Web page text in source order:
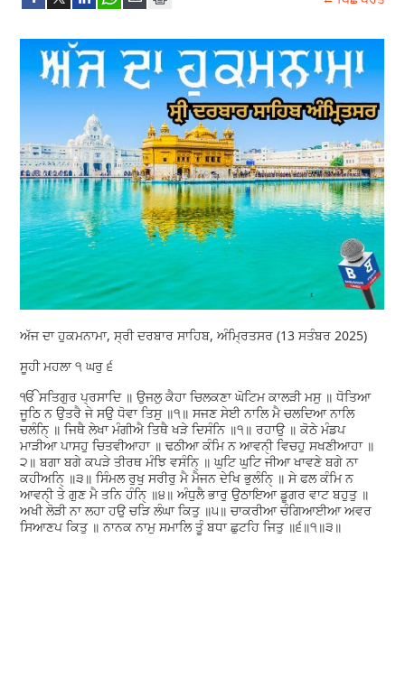
ਅੱਜ ਦਾ ਹੁਕਮਨਾਮਾ, ਸ੍ਰੀ ਦਰਬਾਰ ਸਾਹਿਬ, ਅੰਮ੍ਰਿਤਸਰ (13 ਸਤੰਬਰ 2025)
ਸੂਹੀ ਮਹਲਾ ੧ ਘਰੁ ੬
ੴ ਸਤਿਗੁਰ ਪ੍ਰਸਾਦਿ ॥ ਉਜਲੁ ਕੈਹਾ ਚਿਲਕਣਾ ਘੋਟਿਮ ਕਾਲੜੀ ਮਸੁ ॥ ਧੋਤਿਆ
ਜੂਠਿ ਨ ਉਤਰੈ ਜੇ ਸਉ ਧੋਵਾ ਤਿਸੁ ॥੧॥ ਸਜਣ ਸੇਈ ਨਾਲਿ ਮੈ ਚਲਦਿਆ ਨਾਲਿ
ਚਲੰਨਿੑ ॥ ਜਿਥੈ ਲੇਖਾ ਮੰਗੀਐ ਤਿਥੈ ਖੜੇ ਦਿਸੰਨਿ ॥੧॥ ਰਹਾਉ ॥ ਕੋਠੇ ਮੰਡਪ
ਮਾੜੀਆ ਪਾਸਹੁ ਚਿਤਵੀਆਹਾ ॥ ਢਠੀਆ ਕੰਮਿ ਨ ਆਵਨੑੀ ਵਿਚਹੁ ਸਖਣੀਆਹਾ ॥
੨॥ ਬਗਾ ਬਗੇ ਕਪੜੇ ਤੀਰਥ ਮੰਝਿ ਵਸੰਨਿੑ ॥ ਘੁਟਿ ਘੁਟਿ ਜੀਆ ਖਾਵਣੇ ਬਗੇ ਨਾ
ਕਹੀਅਨਿੑ ॥੩॥ ਸਿੰਮਲ ਰੁਖੁ ਸਰੀਰੁ ਮੈ ਮੈਜਨ ਦੇਖਿ ਭੁਲੰਨਿੑ ॥ ਸੇ ਫਲ ਕੰਮਿ ਨ
ਆਵਨੑੀ ਤੇ ਗੁਣ ਮੈ ਤਨਿ ਹੰਨਿੑ ॥੪॥ ਅੰਧੁਲੈ ਭਾਰੁ ਉਠਾਇਆ ਡੂਗਰ ਵਾਟ ਬਹੁਤੁ ॥
ਅਖੀ ਲੋੜੀ ਨਾ ਲਹਾ ਹਉ ਚੜਿ ਲੰਘਾ ਕਿਤੁ ॥੫॥ ਚਾਕਰੀਆ ਚੰਗਿਆਈਆ ਅਵਰ
ਸਿਆਣਪ ਕਿਤੁ ॥ ਨਾਨਕ ਨਾਮੁ ਸਮਾਲਿ ਤੂੰ ਬਧਾ ਛੁਟਹਿ ਜਿਤੁ ॥੬॥੧॥੩॥